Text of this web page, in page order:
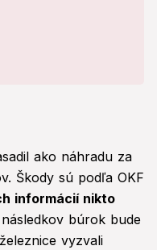
ako náhradu za
Škody sú podľa OKF
informácií nikto
búrok bude
vyzvali